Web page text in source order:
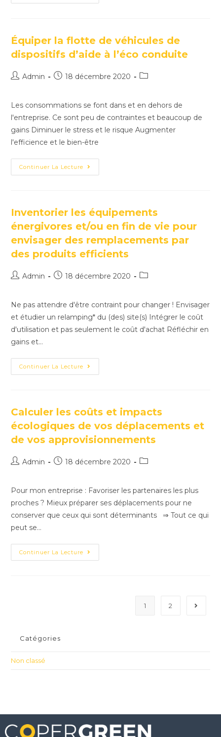
Équiper la flotte de véhicules de
dispositifs d’aide à l’éco conduite
Admin 18 décembre 2020
Les consommations se font dans et en dehors de
l'entreprise. Ce sont peu de contraintes et beaucoup de
gains Diminuer le stress et le risque Augmenter
l'efficience et le bien-être
Continuer La Lecture
Inventorier les équipements
énergivores et/ou en fin de vie pour
envisager des remplacements par
des produits efficients
Admin 18 décembre 2020
Ne pas attendre d'être contraint pour changer ! Envisager
et étudier un relamping* du (des) site(s) Intégrer le coût
d'utilisation et pas seulement le coût d'achat Réfléchir en
gains et…
Continuer La Lecture
Calculer les coûts et impacts
écologiques de vos déplacements et
de vos approvisionnements
Admin 18 décembre 2020
Pour mon entreprise : Favoriser les partenaires les plus
proches ? Mieux préparer ses déplacements pour ne
conserver que ceux qui sont déterminants ⇒ Tout ce qui
peut se…
Continuer La Lecture
1 2
Catégories
Non classé